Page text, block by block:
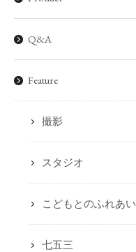
Q&A
Feature
撮影
スタジオ
こどもとのふれあい
七五三